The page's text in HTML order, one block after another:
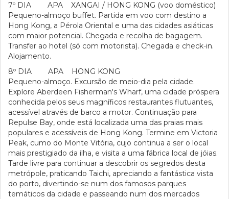
7º DIA APA XANGAI / HONG KONG (voo doméstico)
Pequeno-almoço buffet. Partida em voo com destino a
Hong Kong, a Pérola Oriental e uma das cidades asiáticas
com maior potencial. Chegada e recolha de bagagem.
Transfer ao hotel (só com motorista). Chegada e check-in.
Alojamento.
8º DIA APA HONG KONG
Pequeno-almoço. Excursão de meio-dia pela cidade.
Explore Aberdeen Fisherman's Wharf, uma cidade próspera
conhecida pelos seus magníficos restaurantes flutuantes,
acessível através de barco a motor. Continuação para
Repulse Bay, onde está localizada uma das praias mais
populares e acessíveis de Hong Kong. Termine em Victoria
Peak, cumo do Monte Vitória, cujo continua a ser o local
mais prestigiado da ilha, e visita a uma fábrica local de jóias.
Tarde livre para continuar a descobrir os segredos desta
metrópole, praticando Taichi, apreciando a fantástica vista
do porto, divertindo-se num dos famosos parques
temáticos da cidade e passeando num dos mercados